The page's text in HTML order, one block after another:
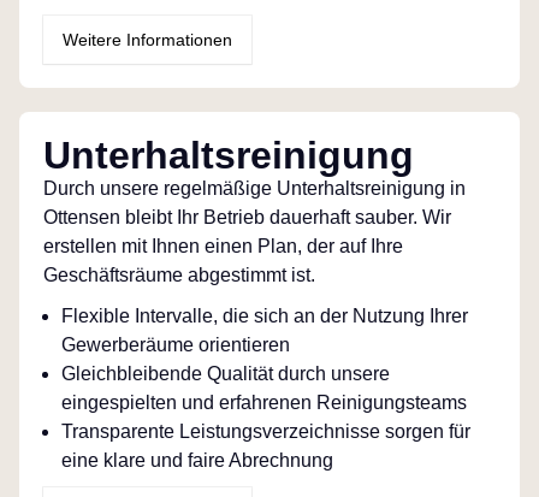
Weitere Informationen
Unterhaltsreinigung
Durch unsere regelmäßige Unterhaltsreinigung in
Ottensen bleibt Ihr Betrieb dauerhaft sauber. Wir
erstellen mit Ihnen einen Plan, der auf Ihre
Geschäftsräume abgestimmt ist.
Flexible Intervalle, die sich an der Nutzung Ihrer
Gewerberäume orientieren
Gleichbleibende Qualität durch unsere
eingespielten und erfahrenen Reinigungsteams
Transparente Leistungsverzeichnisse sorgen für
eine klare und faire Abrechnung